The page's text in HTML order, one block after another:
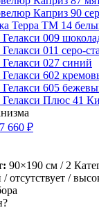
660 ₽
90×190 см / 2
/ отсутствует /